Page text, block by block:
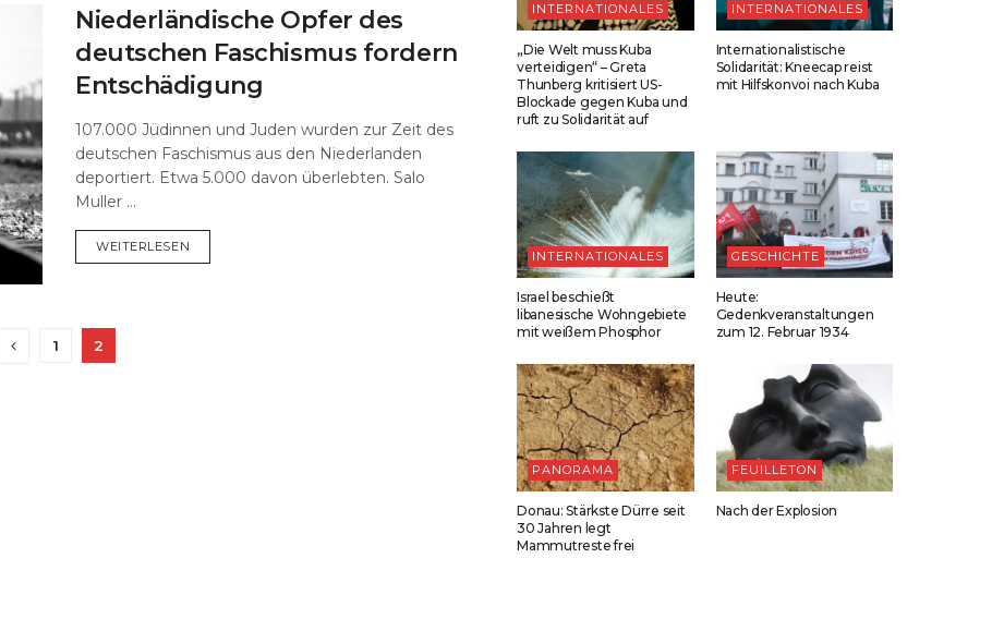
Niederländische Opfer des
deutschen Faschismus fordern
Entschädigung
107.000 Jüdinnen und Juden wurden zur Zeit des
deutschen Faschismus aus den Niederlanden
deportiert. Etwa 5.000 davon überlebten. Salo
Muller ...
WEITERLESEN
1 2
INTERNATIONALES
„Die Welt muss Kuba
verteidigen“ – Greta
Thunberg kritisiert US-
Blockade gegen Kuba und
ruft zu Solidarität auf
INTERNATIONALES
Internationalistische
Solidarität: Kneecap reist
mit Hilfskonvoi nach Kuba
INTERNATIONALES
Israel beschießt
libanesische Wohngebiete
mit weißem Phosphor
GESCHICHTE
Heute:
Gedenkveranstaltungen
zum 12. Februar 1934
PANORAMA
Donau: Stärkste Dürre seit
30 Jahren legt
Mammutreste frei
FEUILLETON
Nach der Explosion